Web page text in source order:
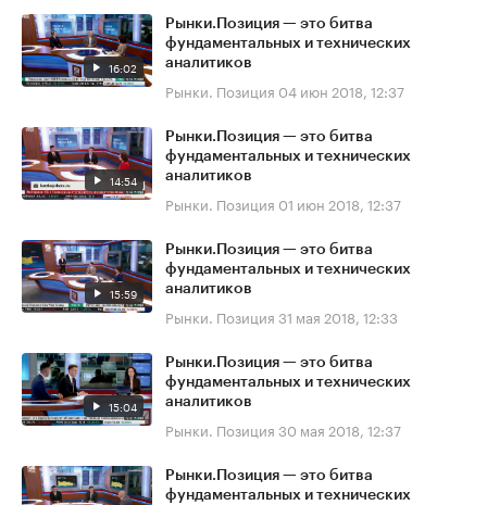
16:02
Рынки.Позиция — это битва
фундаментальных и технических
аналитиков
Рынки. Позиция 04 июн 2018, 12:37
14:54
Рынки.Позиция — это битва
фундаментальных и технических
аналитиков
Рынки. Позиция 01 июн 2018, 12:37
15:59
Рынки.Позиция — это битва
фундаментальных и технических
аналитиков
Рынки. Позиция 31 мая 2018, 12:33
15:04
Рынки.Позиция — это битва
фундаментальных и технических
аналитиков
Рынки. Позиция 30 мая 2018, 12:37
Рынки.Позиция — это битва
фундаментальных и технических